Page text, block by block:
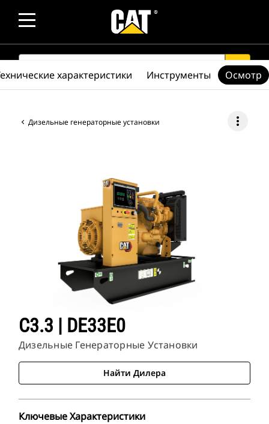
SEARCH search
Дизельные генераторные установки more_vert
C3.3 | DE33E0
Дизельные Генераторные Установки
Найти Дилера
Ключевые Характеристики
характеристики Инструменты Осмотр